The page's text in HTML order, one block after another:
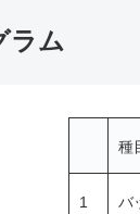
ラム
種
1 バ